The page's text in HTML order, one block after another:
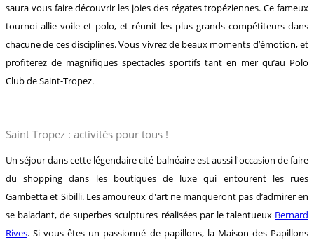
saura vous faire découvrir les joies des régates tropéziennes. Ce fameux
tournoi allie voile et polo, et réunit les plus grands compétiteurs dans
chacune de ces disciplines. Vous vivrez de beaux moments d’émotion, et
profiterez de magnifiques spectacles sportifs tant en mer qu’au Polo
Club de Saint-Tropez.
Saint Tropez : activités pour tous !
Un séjour dans cette légendaire cité balnéaire est aussi l'occasion de faire
du shopping dans les boutiques de luxe qui entourent les rues
Gambetta et Sibilli. Les amoureux d'art ne manqueront pas d’admirer en
se baladant, de superbes sculptures réalisées par le talentueux Bernard
Rives. Si vous êtes un passionné de papillons, la Maison des Papillons